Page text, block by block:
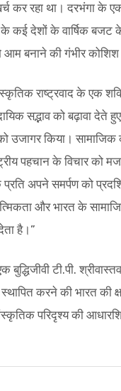
कर रहा था। दरभंगा के
के कई देशों के वार्षिक
बनाने की गंभीर कोशिश
राष्ट्रवाद के एक
सद्भाव को बढ़ावा
उजागर किया। सामाजिक
पहचान के विचार को
अपने समर्पण को
और भारत के
है।”
टी.पी.
करने की भारत की
परिदृश्य की